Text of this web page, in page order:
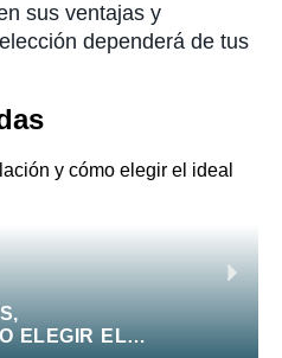
sus ventajas y
dependerá de tus
ELEGIR EL